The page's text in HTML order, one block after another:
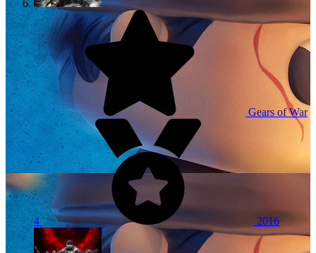
Gears of War
4 2016